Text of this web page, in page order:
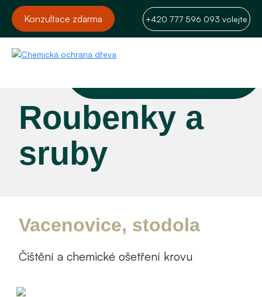
Konzultace zdarma +420 777 596 093 volejte
Roubenky a
sruby
Vacenovice, stodola
Čištění a chemické ošetření krovu